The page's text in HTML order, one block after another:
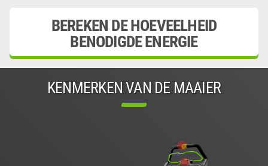
BEREKEN DE HOEVEELHEID
BENODIGDE ENERGIE
KENMERKEN VAN DE MAAIER